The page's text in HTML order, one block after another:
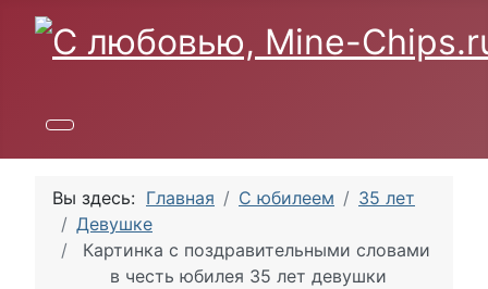
Вы здесь: Главная С юбилеем
35 лет
Девушке
Картинка с поздравительными словами
в честь юбилея 35 лет девушки